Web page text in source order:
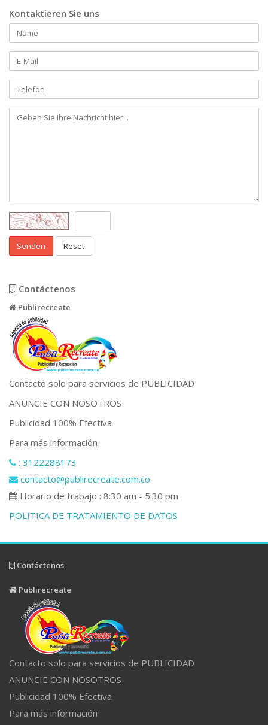
Kontaktieren Sie uns
Reset
Contáctenos
Publirecreate
Contacto solo para servicios de PUBLICIDAD
ANUNCIE CON NOSOTROS
Publicidad 100% Efectiva
Para más información
: 3122288173
contacto@publirecreate.com.co
Horario de trabajo : 8:30 am - 5:30 pm
POLITICA DE TRATAMIENTO DE DATOS
Contáctenos
Publirecreate
Contacto solo para servicios de PUBLICIDAD
ANUNCIE CON NOSOTROS
Publicidad 100% Efectiva
Para más información